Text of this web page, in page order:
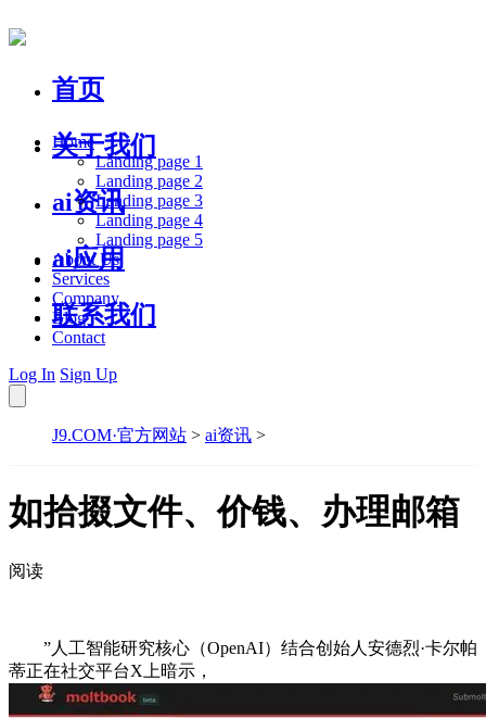
首页
关于我们
ai资讯
ai应用
联系我们
Home
Landing page 1
Landing page 2
Landing page 3
Landing page 4
Landing page 5
About Us
Services
Company
Blog
Contact
Log In Sign Up
J9.COM·官方网站 > ai资讯 >
如拾掇文件、价钱、办理邮箱
阅读
”人工智能研究核心（OpenAI）结合创始人安德烈·卡尔帕
蒂正在社交平台X上暗示，